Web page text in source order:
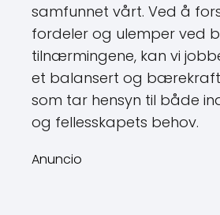
samfunnet vårt. Ved å
fordeler og ulemper ved
tilnærmingene, kan vi
et balansert og
som tar hensyn til både
og fellesskapets behov.
Anuncio